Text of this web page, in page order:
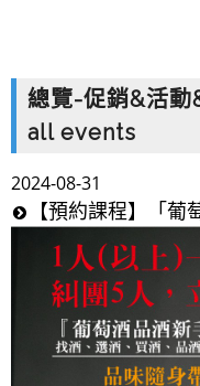
總覽-促銷&活動
all events
2024-08-31
【預約課程】「葡